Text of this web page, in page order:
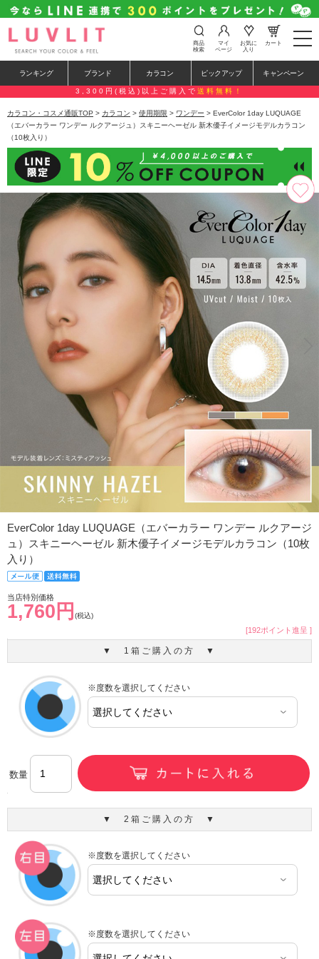
t
o
e
n
t
i
o
n
商品
検索
マイ
ページ
お気に
入り
カート
ランキング ブランド カラコン ピックアップ キャンペーン
3,300円(税込)以上ご購入で 送料無料！
カラコン・コスメ通販TOP > カラコン > 使用期限 > ワンデー > EverColor 1day LUQUAGE
（エバーカラー ワンデー ルクアージュ）スキニーヘーゼル 新木優子イメージモデルカラコン
（10枚入り）
EverColor 1day LUQUAGE（エバーカラー ワンデー ルクアージ
ュ）スキニーヘーゼル 新木優子イメージモデルカラコン（10枚
入り）
当店特別価格
1,760円 (税込)
[192ポイント進呈 ]
▼ 1箱ご購入の方 ▼
※度数を選択してください
数量
▼ 2箱ご購入の方 ▼
※度数を選択してください
※度数を選択してください